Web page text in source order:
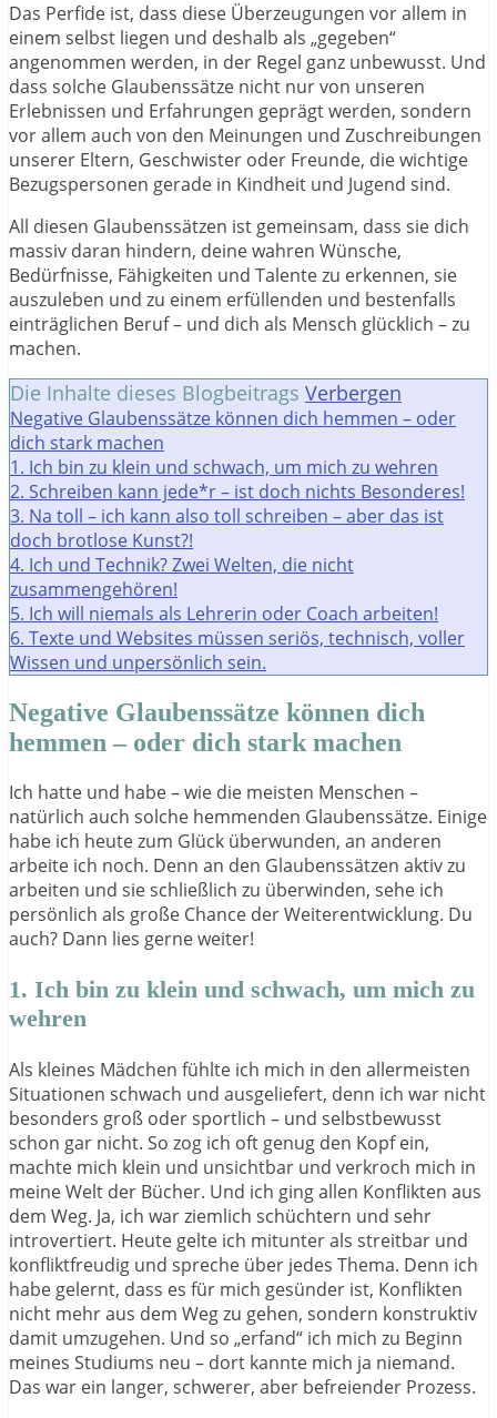
Das Perfide ist, dass diese Überzeugungen vor allem in
einem selbst liegen und deshalb als „gegeben“
angenommen werden, in der Regel ganz unbewusst. Und
dass solche Glaubenssätze nicht nur von unseren
Erlebnissen und Erfahrungen geprägt werden, sondern
vor allem auch von den Meinungen und Zuschreibungen
unserer Eltern, Geschwister oder Freunde, die wichtige
Bezugspersonen gerade in Kindheit und Jugend sind.
All diesen Glaubenssätzen ist gemeinsam, dass sie dich
massiv daran hindern, deine wahren Wünsche,
Bedürfnisse, Fähigkeiten und Talente zu erkennen, sie
auszuleben und zu einem erfüllenden und bestenfalls
einträglichen Beruf – und dich als Mensch glücklich – zu
machen.
Die Inhalte dieses Blogbeitrags Verbergen
Negative Glaubenssätze können dich hemmen – oder
dich stark machen
1. Ich bin zu klein und schwach, um mich zu wehren
2. Schreiben kann jede*r – ist doch nichts Besonderes!
3. Na toll – ich kann also toll schreiben – aber das ist
doch brotlose Kunst?!
4. Ich und Technik? Zwei Welten, die nicht
zusammengehören!
5. Ich will niemals als Lehrerin oder Coach arbeiten!
6. Texte und Websites müssen seriös, technisch, voller
Wissen und unpersönlich sein.
Negative Glaubenssätze können dich
hemmen – oder dich stark machen
Ich hatte und habe – wie die meisten Menschen –
natürlich auch solche hemmenden Glaubenssätze. Einige
habe ich heute zum Glück überwunden, an anderen
arbeite ich noch. Denn an den Glaubenssätzen aktiv zu
arbeiten und sie schließlich zu überwinden, sehe ich
persönlich als große Chance der Weiterentwicklung. Du
auch? Dann lies gerne weiter!
1. Ich bin zu klein und schwach, um mich zu
wehren
Als kleines Mädchen fühlte ich mich in den allermeisten
Situationen schwach und ausgeliefert, denn ich war nicht
besonders groß oder sportlich – und selbstbewusst
schon gar nicht. So zog ich oft genug den Kopf ein,
machte mich klein und unsichtbar und verkroch mich in
meine Welt der Bücher. Und ich ging allen Konflikten aus
dem Weg. Ja, ich war ziemlich schüchtern und sehr
introvertiert. Heute gelte ich mitunter als streitbar und
konfliktfreudig und spreche über jedes Thema. Denn ich
habe gelernt, dass es für mich gesünder ist, Konflikten
nicht mehr aus dem Weg zu gehen, sondern konstruktiv
damit umzugehen. Und so „erfand“ ich mich zu Beginn
meines Studiums neu – dort kannte mich ja niemand.
Das war ein langer, schwerer, aber befreiender Prozess.